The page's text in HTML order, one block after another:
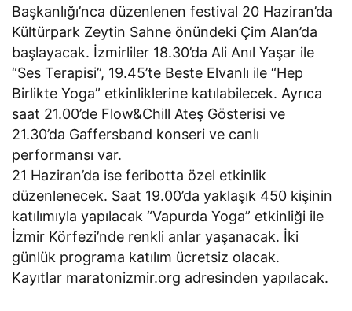
Başkanlığı’nca düzenlenen festival 20 Haziran’da
Kültürpark Zeytin Sahne önündeki Çim Alan’da
başlayacak. İzmirliler 18.30’da Ali Anıl Yaşar ile
“Ses Terapisi”, 19.45’te Beste Elvanlı ile “Hep
Birlikte Yoga” etkinliklerine katılabilecek. Ayrıca
saat 21.00’de Flow&Chill Ateş Gösterisi ve
21.30’da Gaffersband konseri ve canlı
performansı var.
21 Haziran’da ise feribotta özel etkinlik
düzenlenecek. Saat 19.00’da yaklaşık 450 kişinin
katılımıyla yapılacak “Vapurda Yoga” etkinliği ile
İzmir Körfezi’nde renkli anlar yaşanacak. İki
günlük programa katılım ücretsiz olacak.
Kayıtlar maratonizmir.org adresinden yapılacak.